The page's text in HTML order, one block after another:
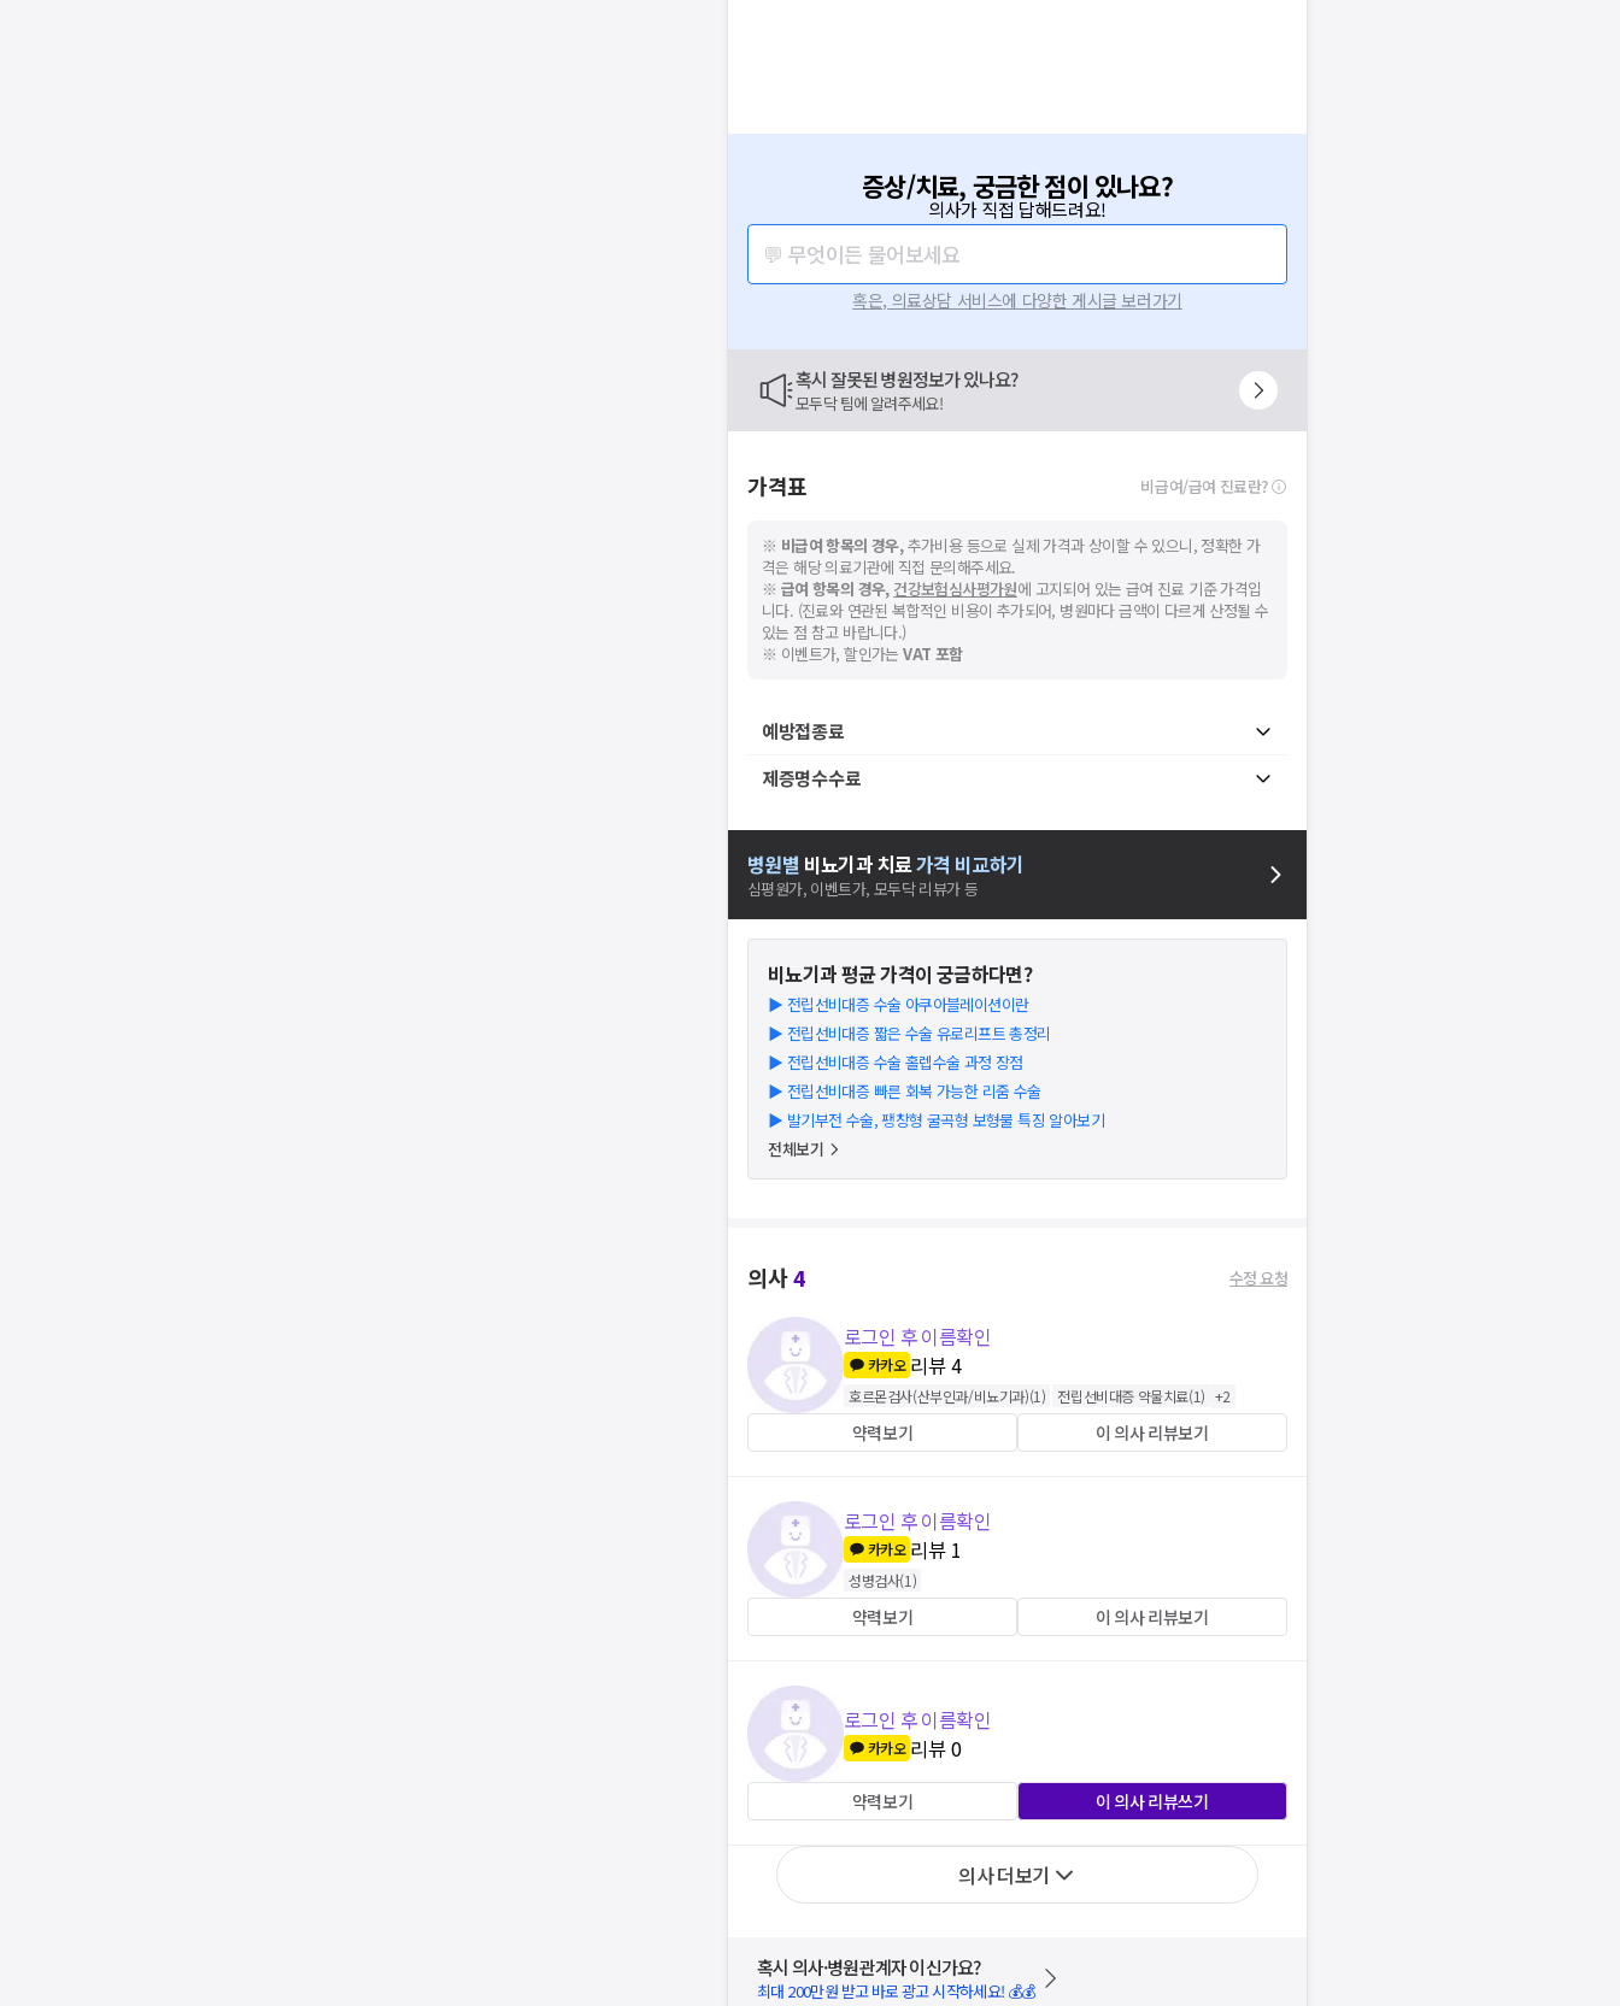
증상/치료, 궁금한 점이 있나요?
의사가 직접 답해드려요!
💬 무엇이든 물어보세요
혹은, 의료상담 서비스에 다양한 게시글 보러가기
혹시 잘못된 병원정보가 있나요?
모두닥 팀에 알려주세요!
가격표 비급여/급여 진료란?
※ 비급여 항목의 경우,추가비용 등으로 실제 가격과 상이할 수 있으니, 정확한 가
격은 해당 의료기관에 직접 문의해주세요.
※ 급여 항목의 경우, 건강보험심사평가원에 고지되어 있는 급여 진료 기준 가격입
니다. (진료와 연관된 복합적인 비용이 추가되어, 병원마다 금액이 다르게 산정될 수
있는 점 참고 바랍니다.)
※ 이벤트가, 할인가는VAT 포함
예방접종료
제증명수수료
병원별 비뇨기과치료가격 비교하기
심평원가, 이벤트가, 모두닥 리뷰가 등
비뇨기과평균 가격이 궁금하다면?
▶ 전립선비대증 수술 아쿠아블레이션이란
▶ 전립선비대증 짧은 수술 유로리프트 총정리
▶ 전립선비대증 수술 홀렙수술 과정 장점
▶ 전립선비대증 빠른 회복 가능한 리줌 수술
▶ 발기부전 수술, 팽창형 굴곡형 보형물 특징 알아보기
전체보기
의사4 수정 요청
로그인 후 이름확인
카카오 리뷰4
호르몬검사(산부인과/비뇨기과)(1) 전립선비대증 약물치료(1) +2
약력보기 이 의사 리뷰보기
로그인 후 이름확인
카카오 리뷰 1
성병검사(1)
약력보기 이 의사 리뷰보기
로그인 후 이름확인
카카오 리뷰0
약력보기 이 의사 리뷰쓰기
의사 더보기
혹시 의사·병원관계자 이신가요?
최대 200만원 받고 바로 광고 시작하세요! 💰💰